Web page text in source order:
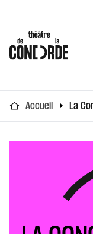
Accueil La